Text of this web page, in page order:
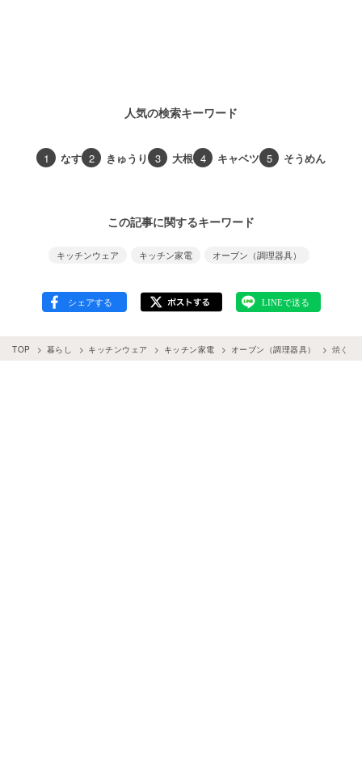
人気の検索キーワード
1 なす 2 きゅうり 3 大根 4 キャベツ 5 そうめん
この記事に関するキーワード
キッチンウェア キッチン家電 オーブン（調理器具）
TOP 暮らし キッチンウェア キッチン家電 オーブン（調理器具） 焼くよ